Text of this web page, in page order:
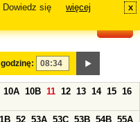
się
więcej x
10A 10B 11 12 13 14 15 16
52 53A 53C 53B 54B 55A